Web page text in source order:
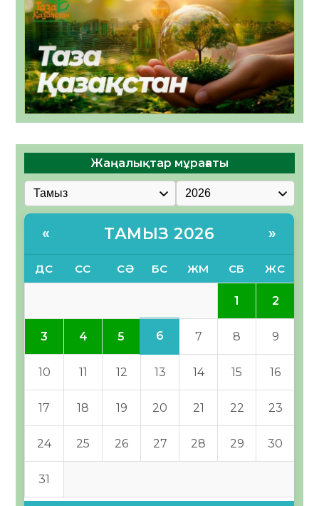
Жаңалықтар мұрағаты
« ТАМЫЗ 2026 »
ДС СС СӘ БС ЖМ СБ ЖС
1 2
3 4 5 6 7 8 9
10 11 12 13 14 15 16
17 18 19 20 21 22 23
24 25 26 27 28 29 30
31